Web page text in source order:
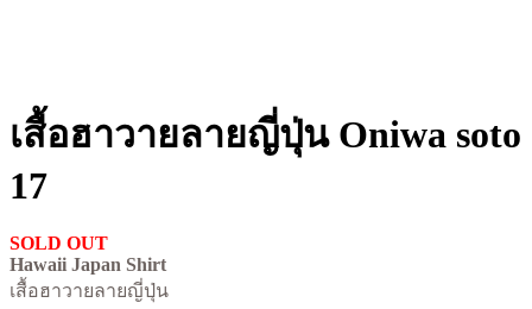
เสื้อฮาวายลายญี่ปุ่น Oniwa soto
17
SOLD OUT
Hawaii Japan Shirt
เสื้อฮาวายลายญี่ปุ่น